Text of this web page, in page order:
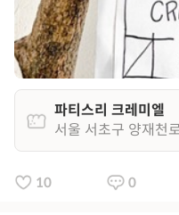
파티스리 크레미엘
서울 서초구 양재천
10 0